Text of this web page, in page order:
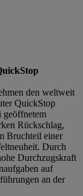
den weltweit
QuickStop
geöffnetem
Rückschlag,
Bruchteil einer
Durch
Durchzugskraft
auf
an der